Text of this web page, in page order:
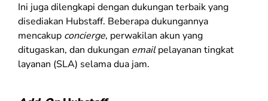
Ini juga dilengkapi dengan dukungan terbaik yang
disediakan Hubstaff. Beberapa dukungannya
mencakup concierge, perwakilan akun yang
ditugaskan, dan dukungan emailpelayanan tingkat
layanan (SLA) selama dua jam.